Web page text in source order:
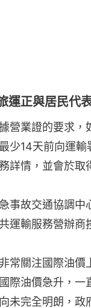
運正與居民代
營業證的要求
少14天前向運
詳情，並會於取
事故交通協調
運輸服務營辦商
常關注國際油
際油價急升，
未完全明朗，